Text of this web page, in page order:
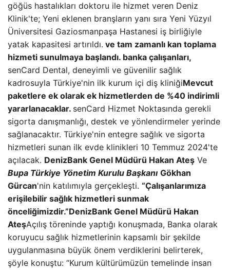
göğüs hastalıkları doktoru ile hizmet veren Deniz
Klinik'te; Yeni eklenen branşların yanı sıra Yeni Yüzyıl
Üniversitesi Gaziosmanpaşa Hastanesi iş birliğiyle
yatak kapasitesi artırıldı. ve tam zamanlı kan toplama
hizmeti sunulmaya başlandı. banka çalışanları,
senCard Dental, deneyimli ve güvenilir sağlık
kadrosuyla Türkiye'nin ilk kurum içi diş kliniğiMevcut
paketlere ek olarak ek hizmetlerden de %40 indirimli
yararlanacaklar. senCard Hizmet Noktasında gerekli
sigorta danışmanlığı, destek ve yönlendirmeler yerinde
sağlanacaktır. Türkiye'nin entegre sağlık ve sigorta
hizmetleri sunan ilk evde klinikleri 10 Temmuz 2024'te
açılacak. DenizBank Genel Müdürü Hakan Ateş Ve
Bupa Türkiye Yönetim Kurulu Başkanı Gökhan
Gürcan'nin katılımıyla gerçekleşti. “Çalışanlarımıza
erişilebilir sağlık hizmetleri sunmak
önceliğimizdir.”DenizBank Genel Müdürü Hakan
AteşAçılış töreninde yaptığı konuşmada, Banka olarak
koruyucu sağlık hizmetlerinin kapsamlı bir şekilde
uygulanmasına büyük önem verdiklerini belirterek,
şöyle konuştu: “Kurum kültürümüzün temelinde insan